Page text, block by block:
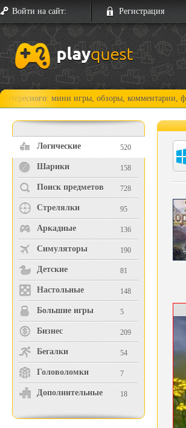
Войти на сайт: Регистрация
мини игры, обзоры, комментарии, форум,
Логические 520
Шарики 158
Поиск предметов 728
Стрелялки 95
Аркадные 136
Симуляторы 190
Детские 81
Настольные 148
Большие игры 5
Бизнес 209
Бегалки 54
Головоломки 7
Дополнительные 18